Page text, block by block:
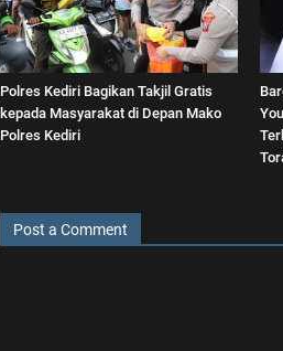
Polres Kediri Bagikan Takjil Gratis
kepada Masyarakat di Depan Mako
Polres Kediri
Post a Comment